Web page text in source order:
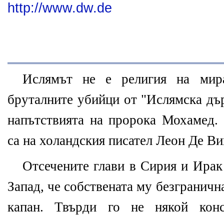
http://www.dw.de
Ислямът не е религия на
бруталните убийци от "Ислямска
напътствията на пророка Мохамед.
са на холандския писател Леон Де
Отсечените глави в Сирия и
Запад, че собствената му
капан. Твърди го не някой